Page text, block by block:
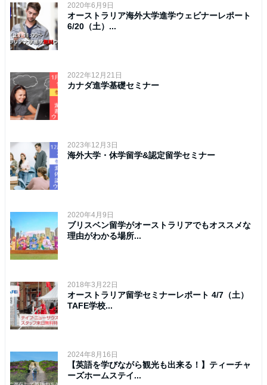
2020年6月9日
オーストラリア海外大学進学ウェビナーレポート
6/20（土）...
2022年12月21日
カナダ進学基礎セミナー
2023年12月3日
海外大学・休学留学&認定留学セミナー
2020年4月9日
ブリスベン留学がオーストラリアでもオススメな
理由がわかる場所...
2018年3月22日
オーストラリア留学セミナーレポート 4/7（土）
TAFE学校...
2024年8月16日
【英語を学びながら観光も出来る！】ティーチャ
ーズホームステイ...